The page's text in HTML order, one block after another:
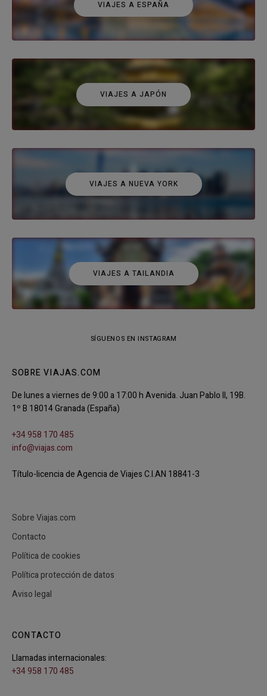
VIAJES A ESPAÑA
VIAJES A JAPÓN
VIAJES A NUEVA YORK
VIAJES A TAILANDIA
SÍGUENOS EN INSTAGRAM
SOBRE VIAJAS.COM
De lunes a viernes de 9:00 a 17:00 h Avenida. Juan Pablo II, 19B.
1º B 18014 Granada (España)
+34 958 170 485
info@viajas.com
Título-licencia de Agencia de Viajes C.I.AN 18841-3
Sobre Viajas.com
Contacto
Política de cookies
Política protección de datos
Aviso legal
CONTACTO
Llamadas internacionales:
+34 958 170 485